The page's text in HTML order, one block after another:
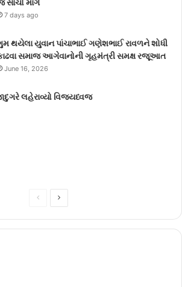
7 days ago
થયેલા યુવાન પાંચાભાઈ ગણેશભાઈ રાવળને શોધી
સમાજ આગેવાનોની ગૃહમંત્રી સમક્ષ રજૂઆત
June 16, 2026
લહેરાવ્યો વિજયધ્વજ
PreviousNext